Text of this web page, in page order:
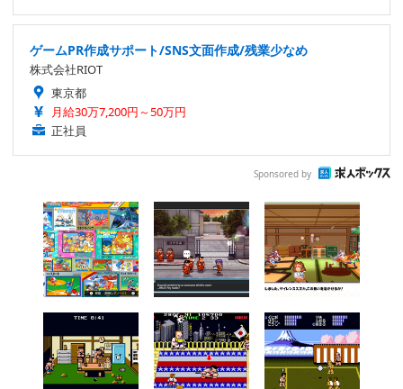
ゲームPR作成サポート/SNS文面作成/残業少なめ
株式会社RIOT
東京都
月給30万7,200円～50万円
正社員
Sponsored by